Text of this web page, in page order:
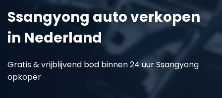
Ssangyong auto verkopen
in Nederland
Gratis & vrijblijvend bod binnen 24 uur Ssangyong
opkoper